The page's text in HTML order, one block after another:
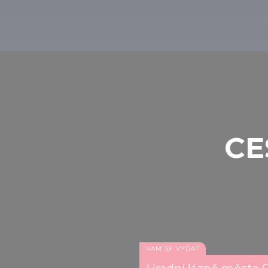
Botanickou zahradou Univerzity
KAM SE VYDAT